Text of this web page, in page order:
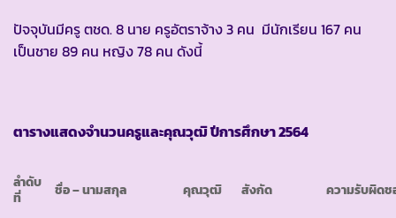
ปัจจุบันมีครู ตชด. 8 นาย ครูอัตราจ้าง 3 คน มีนักเรียน 167 คน
เป็นชาย 89 คน หญิง 78 คน ดังนี้
ตารางแสดงจำนวนครูและคุณวุฒิ ปีการศึกษา2564
ลำดับ
ที่
ชื่อ – นามสกุล คุณวุฒิ สังกัด ความรับผิด